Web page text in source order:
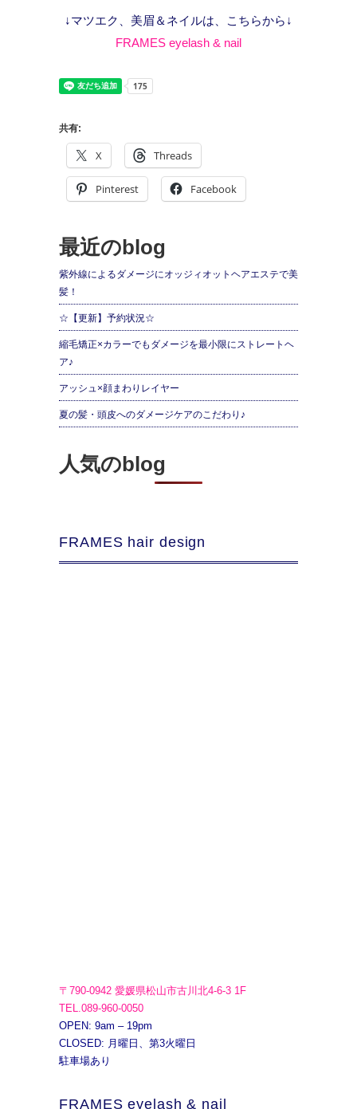
↓マツエク、美眉＆ネイルは、こちらから↓
FRAMES eyelash & nail
共有:
X Threads
Pinterest Facebook
最近のblog
紫外線によるダメージにオッジィオットヘアエステで美
髪！
☆【更新】予約状況☆
縮毛矯正×カラーでもダメージを最小限にストレートヘ
ア♪
アッシュ×顔まわりレイヤー
夏の髪・頭皮へのダメージケアのこだわり♪
人気のblog
FRAMES hair design
〒790-0942 愛媛県松山市古川北4-6-3 1F
TEL.089-960-0050
OPEN: 9am – 19pm
CLOSED: 月曜日、第3火曜日
駐車場あり
FRAMES eyelash & nail